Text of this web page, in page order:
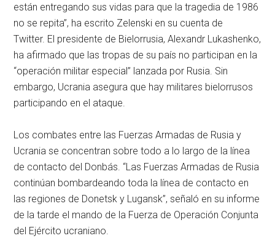
están entregando sus vidas para que la tragedia de 1986
no se repita”, ha escrito Zelenski en su cuenta de
Twitter. El presidente de Bielorrusia, Alexandr Lukashenko,
ha afirmado que las tropas de su país no participan en la
“operación militar especial” lanzada por Rusia. Sin
embargo, Ucrania asegura que hay militares bielorrusos
participando en el ataque.
Los combates entre las Fuerzas Armadas de Rusia y
Ucrania se concentran sobre todo a lo largo de la línea
de contacto del Donbás. “Las Fuerzas Armadas de Rusia
continúan bombardeando toda la línea de contacto en
las regiones de Donetsk y Lugansk”, señaló en su informe
de la tarde el mando de la Fuerza de Operación Conjunta
del Ejército ucraniano.